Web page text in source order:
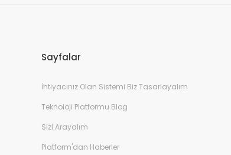
Sayfalar
İhtiyacınız Olan Sistemi Biz Tasarlayalım
Teknoloji Platformu Blog
Sizi Arayalım
Platform'dan Haberler